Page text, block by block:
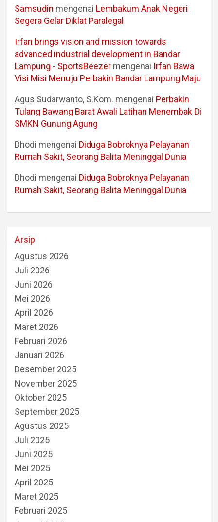
Samsudin mengenai Lembakum Anak Negeri
Segera Gelar Diklat Paralegal
Irfan brings vision and mission towards
advanced industrial development in Bandar
Lampung - SportsBeezer mengenai Irfan Bawa
Visi Misi Menuju Perbakin Bandar Lampung Maju
Agus Sudarwanto, S.Kom. mengenai Perbakin
Tulang Bawang Barat Awali Latihan Menembak Di
SMKN Gunung Agung
Dhodi mengenai Diduga Bobroknya Pelayanan
Rumah Sakit, Seorang Balita Meninggal Dunia
Dhodi mengenai Diduga Bobroknya Pelayanan
Rumah Sakit, Seorang Balita Meninggal Dunia
Arsip
Agustus 2026
Juli 2026
Juni 2026
Mei 2026
April 2026
Maret 2026
Februari 2026
Januari 2026
Desember 2025
November 2025
Oktober 2025
September 2025
Agustus 2025
Juli 2025
Juni 2025
Mei 2025
April 2025
Maret 2025
Februari 2025